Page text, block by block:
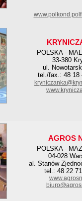
POLSKA -
33-380
ul.
tel./fax.: 48 18
AGROS
POLSKA -
04-028
al. Stanów
tel.: 48 22